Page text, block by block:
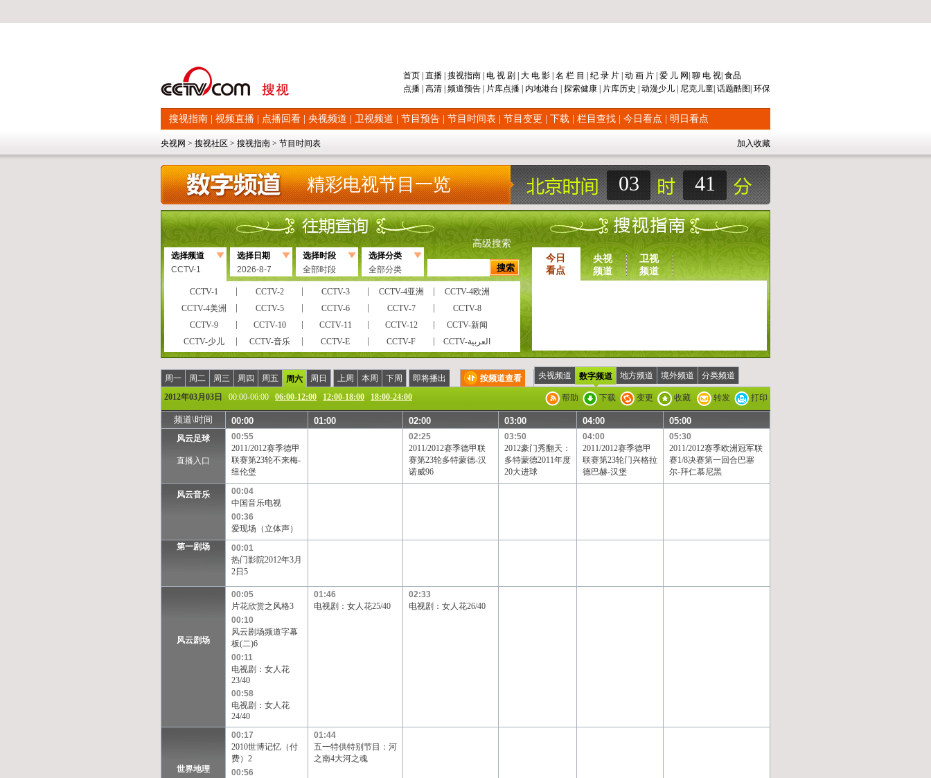
首页 直播 搜视指南 电 视 剧 大 电 影 名 栏 目 纪 录 片 动 画 片 爱 儿 网 聊 电 视 食品
点播 高清 频道预告 片库点播 内地港台 探索健康 片库历史 动漫少儿 尼克儿童 话题酷图 环保
搜视指南 视频直播 点播回看 央视频道 卫视频道 节目预告 节目时间表 节目变更 下载 栏目查找 今日看点 明日看点
央视网 > 搜视社区 > 搜视指南 > 节目时间表 加入收藏
精彩电视节目一览 03 41
高级搜索
选择频道
CCTV-1
选择日期
2026-8-7
选择时段
全部时段
选择分类
全部分类
CCTV-1 CCTV-2 CCTV-3 CCTV-4亚洲
CCTV-4欧洲
CCTV-4美洲
CCTV-5 CCTV-6 CCTV-7
CCTV-8
CCTV-9
CCTV-10 CCTV-11 CCTV-12
CCTV-新闻
CCTV-少儿
CCTV-音乐 CCTV-E CCTV-F
CCTV-العربية
CCTVPусский
CCTV-高清 风云足球 风云音乐
第一剧场
风云剧场
世界地理 电视指南 怀旧剧场
国防军事
女性时尚
CCTV-娱乐 CCTV-戏曲 CCTV-电影
央视文化精品
先锋纪录 现代女性 英语辅导
游戏竞技
孕育指南
早期教育 CCTV证券资讯 中学生频道
彩民在线
CCTV-靓妆
CCTV-气象
CCTV-汽摩 留学世界
青年学苑
天元围棋 教育一台
重庆卫视
福建东南卫视
河南卫视
江西卫视
陕西卫视
上海卫视 四川卫视 天津卫视
云南卫视
安徽卫视
宁夏卫视 新疆卫视
凤凰资讯台 凤凰电影台 华娱卫视
星空卫视
今日
看点
央视
频道
卫视
频道
周一 周二 周三 周四 周五 周六 周日 上周 本周 下周 即将播出 按频道查看 央视频道 数字频道 地方频道 境外频道 分类频道
帮助 下载 变更 收藏 转发 打印
2012年03月03日 00:00-06:00 06:00-12:00 12:00-18:00 18:00-24:00
频道\时间 00:00 01:00 02:00 03:00 04:00 05:00
风云足球
直播入口
00:55
2011/2012赛季德甲
联赛第23轮不来梅-
纽伦堡
02:25
2011/2012赛季德甲联
赛第23轮多特蒙德-汉
诺威96
03:50
2012豪门秀翻天：
多特蒙德2011年度
20大进球
04:00
2011/2012赛季德甲
联赛第23轮门兴格拉
德巴赫-汉堡
05:30
2011/2012赛季欧洲冠军联
赛1/8决赛第一回合巴塞
尔-拜仁慕尼黑
风云音乐
00:04
中国音乐电视
00:36
爱现场（立体声）
第一剧场
00:01
热门影院2012年3月
2日5
风云剧场
00:05
片花欣赏之风格3
00:10
风云剧场频道字幕
板(二)6
00:11
电视剧：女人花
23/40
00:58
电视剧：女人花
24/40
01:46
电视剧：女人花25/40
02:33
电视剧：女人花26/40
世界地理
00:17
2010世博记忆（付
费）2
00:56
01:44
五一特供特别节目：河
之南4大河之魂